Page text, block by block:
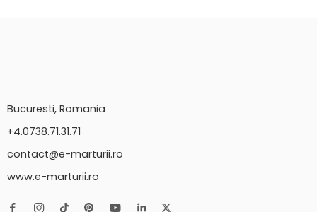
Bucuresti, Romania
+4.0738.71.31.71
contact@e-marturii.ro
www.e-marturii.ro